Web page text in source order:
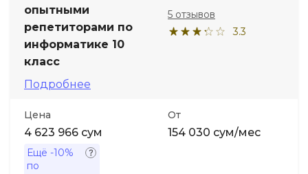
опытными
репетиторами по
информатике 10
класс
Подробнее
3.3
5 отзывов
Цена
4 623 966 сум
Ещё -10%
по
От
154 030 сум/мес